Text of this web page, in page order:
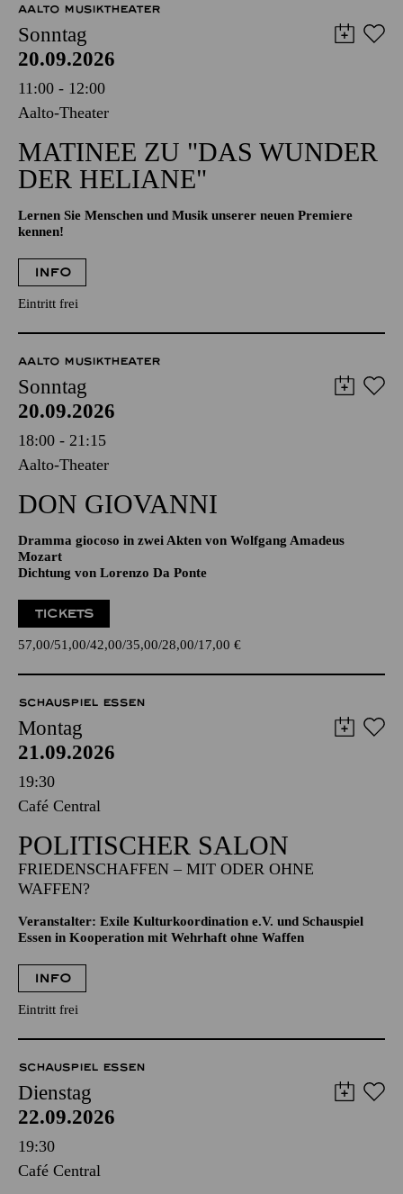
AALTO MUSIKTHEATER
Sonntag
20.09.2026
11:00 - 12:00
Aalto-Theater
MATINEE ZU "DAS WUNDER
DER HELIANE"
Lernen Sie Menschen und Musik unserer neuen Premiere
kennen!
INFO
Eintritt frei
AALTO MUSIKTHEATER
Sonntag
20.09.2026
18:00 - 21:15
Aalto-Theater
DON GIO­VANNI
Dramma giocoso in zwei Akten von Wolfgang Amadeus
Mozart
Dichtung von Lorenzo Da Ponte
TICKETS
57,00 51,00 42,00 35,00 28,00 17,00 €
SCHAUSPIEL ESSEN
Montag
21.09.2026
19:30
Café Central
POLITISCHER SALON
FRIEDENSCHAFFEN – MIT ODER OHNE
WAFFEN?
Veranstalter: Exile Kulturkoordination e.V. und Schauspiel
Essen in Kooperation mit Wehrhaft ohne Waffen
INFO
Eintritt frei
SCHAUSPIEL ESSEN
Dienstag
22.09.2026
19:30
Café Central